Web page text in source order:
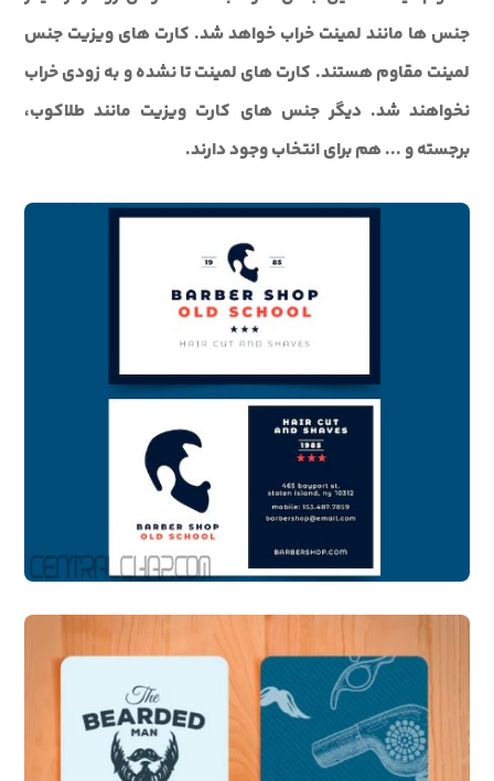
جنس ها مانند لمینت خراب خواهد شد. کارت های ویزیت جنس
لمینت مقاوم هستند. کارت های لمینت تا نشده و به زودی خراب
نخواهند شد. دیگر جنس های کارت ویزیت مانند طلاکوب،
برجسته و ... هم برای انتخاب وجود دارند.